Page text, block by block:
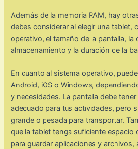
Además de la memoria RAM, hay
debes considerar al elegir una tablet,
operativo, el tamaño de la pantalla, la
almacenamiento y la duración de la
En cuanto al sistema operativo,
Android, iOS o Windows,
y necesidades. La pantalla debe
adecuado para tus actividades, pero
grande o pesada para transportar.
que la tablet tenga suficiente espacio
para guardar aplicaciones y archivos,